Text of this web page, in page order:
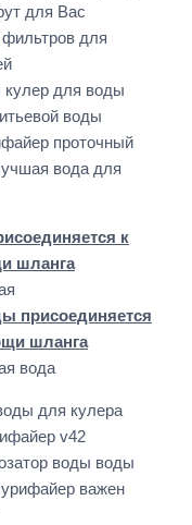
для Вас
для
кулер для воды
воды
проточный
вода для
к
шланга
присоединяется
шланга
вода
для кулера
v42
воды воды
важен